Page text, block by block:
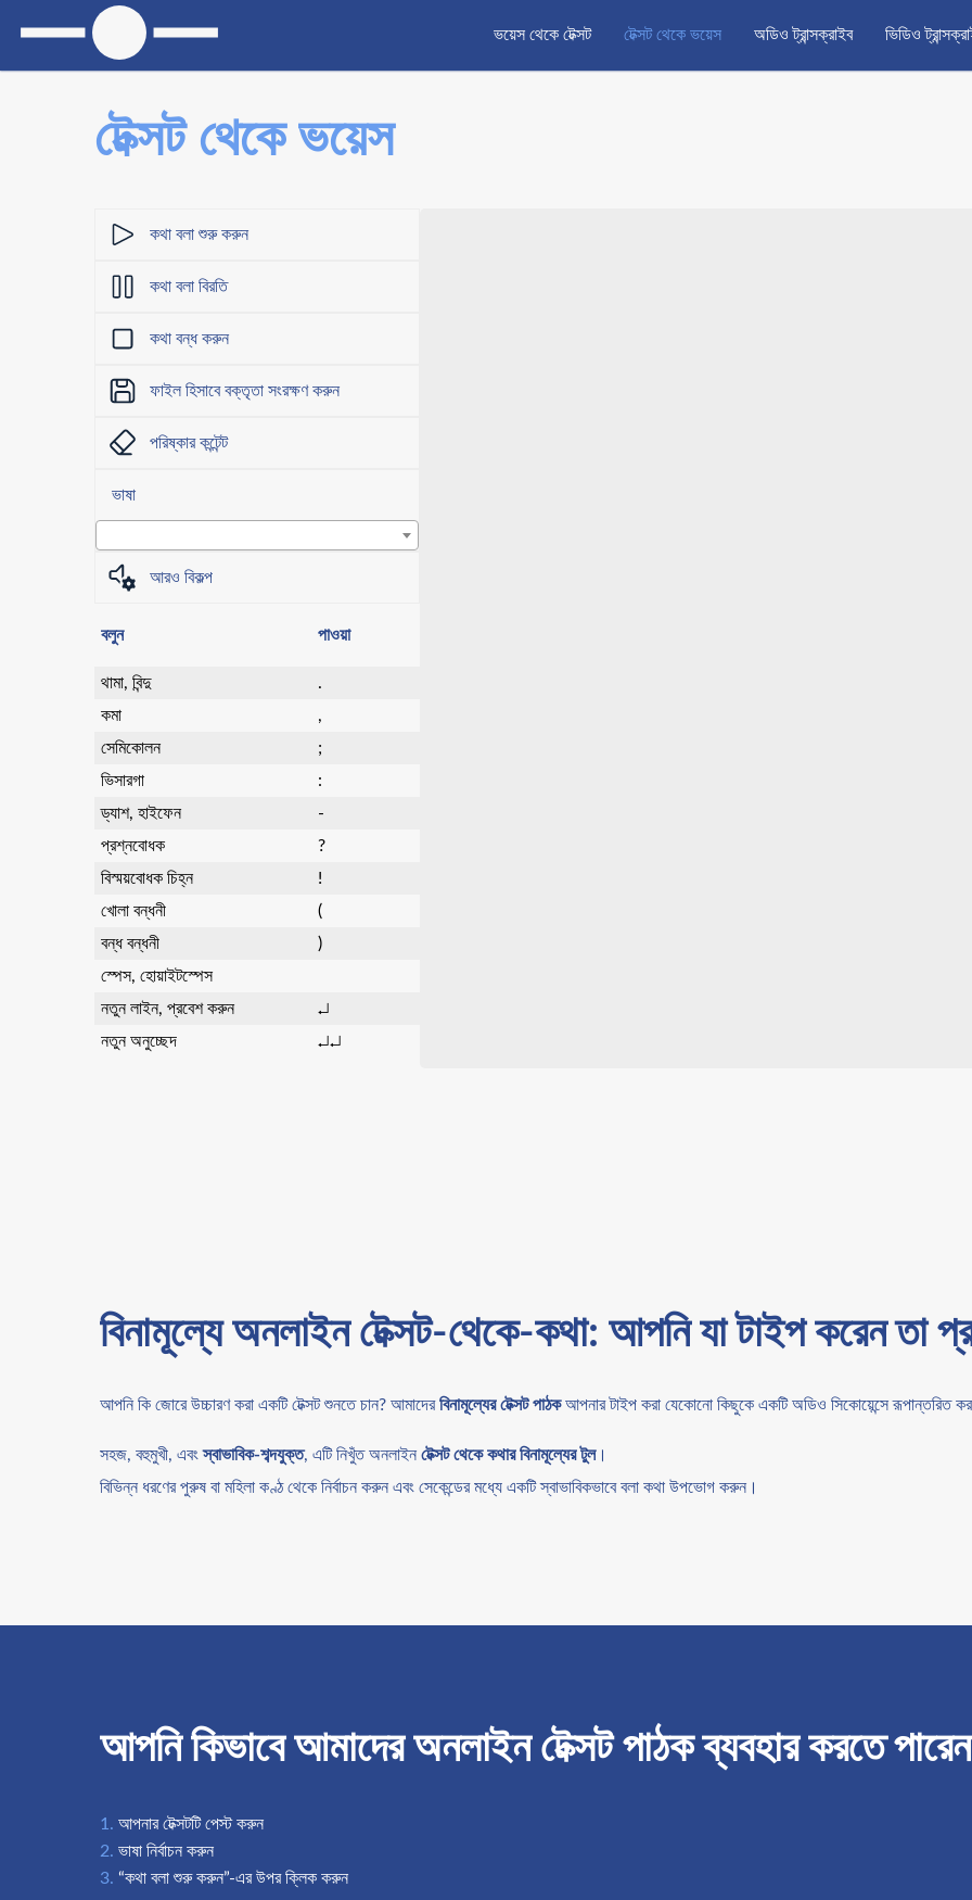
ভয়েস থেকে টেক্সট টেক্সট থেকে ভয়েস অডিও ট্রান্সক্রাইব ভিডিও
টেক্সট থেকে ভয়েস
কথা বলা শুরু করুন
কথা বলা বিরতি
কথা বন্ধ করুন
ফাইল হিসাবে বক্তৃতা সংরক্ষণ করুন
পরিষ্কার কন্টেন্ট
ভাষা
আরও বিকল্প
বলুন পাওয়া
থামা, বিন্দু
.
কমা
,
সেমিকোলন
;
ভিসারগা
:
ড্যাশ, হাইফেন
-
প্রশ্নবোধক
?
বিস্ময়বোধক চিহ্ন
!
খোলা বন্ধনী
(
বন্ধ বন্ধনী
)
স্পেস, হোয়াইটস্পেস
নতুন লাইন, প্রবেশ করুন
↵
নতুন অনুচ্ছেদ
↵↵
বিনামূল্যে অনলাইন টেক্সট-থেকে-কথা: আপনি যা টাইপ করেন তা
আপনি কি জোরে উচ্চারণ করা একটি টেক্সট শুনতে চান? আমাদেরবিনামূল্যের টেক্সট পাঠকআপনার টাইপ করা যেকোনো কিছুকে একটি অডিও সিকোয়েন্সে রূপান্তরিত
সহজ, বহুমুখী, এবংস্বাভাবিক-শব্দযুক্ত, এটি নিখুঁত অনলাইন টেক্সট থেকে কথার বিনামূল্যের টুল।
বিভিন্ন ধরণের পুরুষ বা মহিলা কণ্ঠ থেকে নির্বাচন করুন এবং সেকেন্ডের মধ্যে একটি স্বাভাবিকভাবে বলা কথা উপভোগ করুন।
আপনি কিভাবে আমাদের অনলাইন টেক্সট পাঠক ব্যবহার করতে
আপনার টেক্সটটি পেস্ট করুন
ভাষা নির্বাচন করুন
“কথা বলা শুরু করুন”-এর উপর ক্লিক করুন